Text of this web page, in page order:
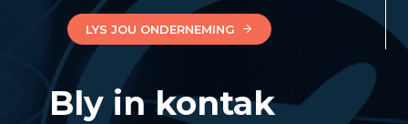
LYS JOU ONDERNEMING
Bly in kontak